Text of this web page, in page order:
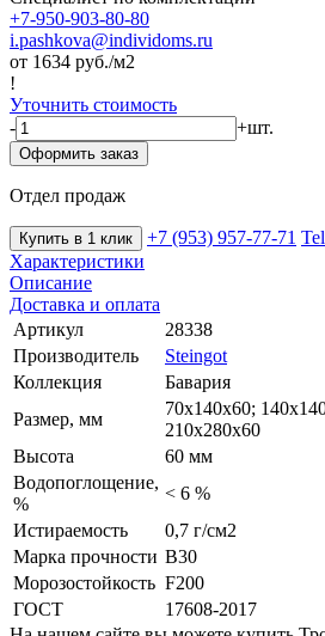
+7-950-903-80-80
i.pashkova@individoms.ru
от 1634 руб./м2
!
Уточнить стоимость
-
+шт.
Оформить заказ
Отдел продаж
Купить в 1 клик +7 (953) 957-77-71
Характеристики
Описание
Доставка и оплата
Артикул
28338
Производитель
Steingot
Коллекция
Бавария
Размер, мм
70х140х60;
210х280х60
Высота
60 мм
Водопоглощение,
%
< 6 %
Истираемость
0,7 г/см2
Марка прочности B30
Морозостойкость F200
ГОСТ
17608-2017